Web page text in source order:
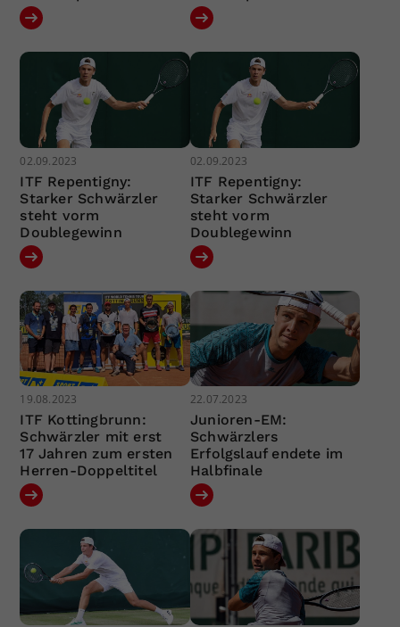
02.09.2023
ITF Repentigny:
Starker Schwärzler
steht vorm
Doublegewinn
02.09.2023
ITF Repentigny:
Starker Schwärzler
steht vorm
Doublegewinn
19.08.2023
ITF Kottingbrunn:
Schwärzler mit erst
17 Jahren zum ersten
Herren-Doppeltitel
22.07.2023
Junioren-EM:
Schwärzlers
Erfolgslauf endete im
Halbfinale